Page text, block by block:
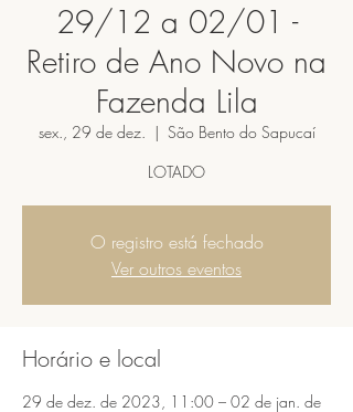
29/12 a 02/01 -
Retiro de Ano Novo na
Fazenda Lila
sex., 29 de dez.
  |
São Bento do Sapucaí
LOTADO
O registro está fechado
Ver outros eventos
Horário e local
29 de dez. de 2023, 11:00 – 02 de jan. de